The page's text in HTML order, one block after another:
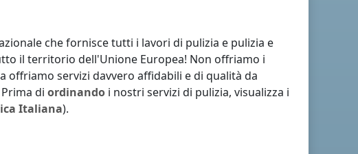
che fornisce tutti i lavori di pulizia e pulizia e
il territorio dell'Unione Europea! Non offriamo i
offriamo servizi davvero affidabili e di qualità da
di ordinando i nostri servizi di pulizia, visualizza i
Italiana).